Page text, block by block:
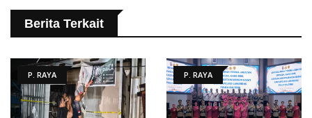
Berita Terkait
P. RAYA P. RAYA